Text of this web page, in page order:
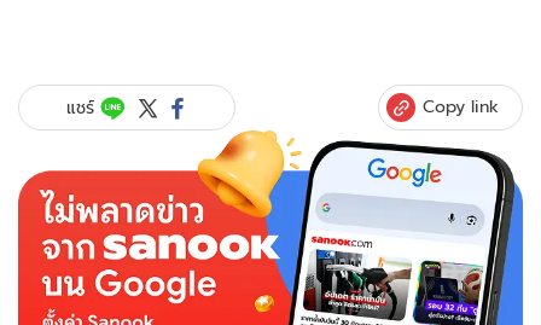
แชร์ Copy link